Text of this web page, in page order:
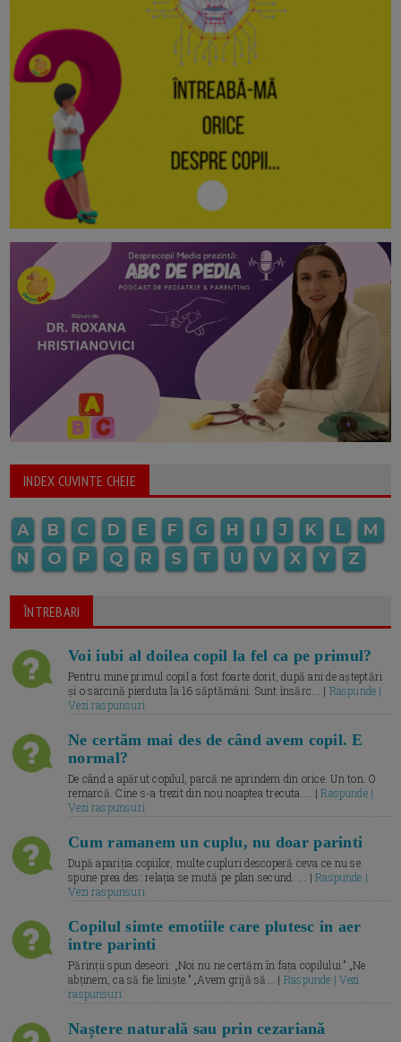
INDEX CUVINTE CHEIE
A B C D E F G H I J K L
M
N
O P Q R S T U V X Y Z
ÎNTREBARI
Voi iubi al doilea copil la fel ca pe primul?
Pentru mine primul copil a fost foarte dorit, după ani de așteptări
și o sarcină pierduta la 16 săptămâni. Sunt însărc... | Raspunde |
Vezi raspunsuri
Ne certăm mai des de când avem copil. E
normal?
De când a apărut copilul, parcă ne aprindem din orice. Un ton. O
remarcă. Cine s-a trezit din nou noaptea trecuta.... |Raspunde |
Vezi raspunsuri
Cum ramanem un cuplu, nu doar parinti
După apariția copiilor, multe cupluri descoperă ceva ce nu se
spune prea des: relația se mută pe plan secund. ... |Raspunde |
Vezi raspunsuri
Copilul simte emotiile care plutesc in aer
intre parinti
Părinții spun deseori: „Noi nu ne certăm în fața copilului.” „Ne
abținem, ca să fie liniște.” „Avem grijă să... | Raspunde | Vezi
raspunsuri
Naștere naturală sau prin cezariană